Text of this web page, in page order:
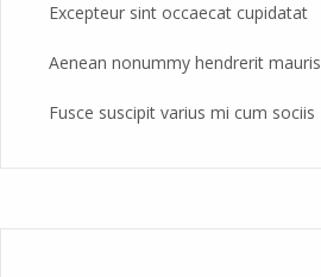
Excepteur sint occaecat cupidatat
Aenean nonummy hendrerit mauris
Fusce suscipit varius mi cum sociis